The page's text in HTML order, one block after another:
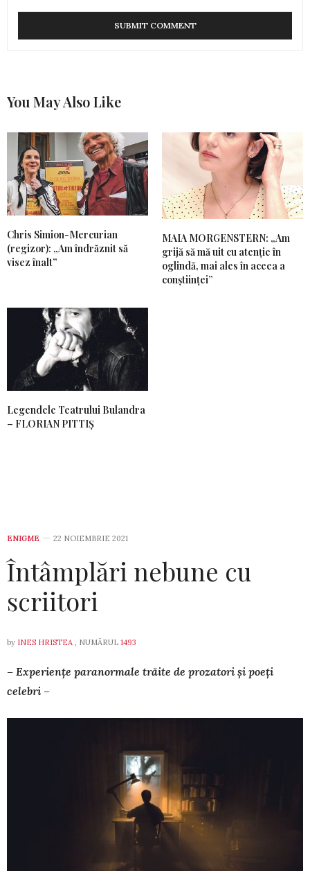
You May Also Like
Chris Simion-Mercurian
(regizor): „Am îndrăznit să
visez înalt”
MAIA MORGENSTERN: „Am
grijă să mă uit cu atenție în
oglindă, mai ales în aceea a
conștiinței”
Legendele Teatrului Bulandra
– FLORIAN PITTIȘ
ENIGME 22 NOIEMBRIE 2021
Întâmplări nebune cu
scriitori
by INES HRISTEA , NUMĂRUL 1493
– Experiențe paranormale trăite de prozatori și poeți
celebri –